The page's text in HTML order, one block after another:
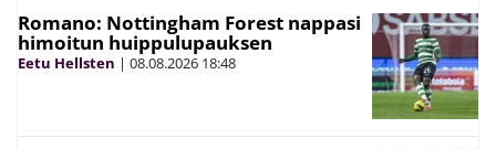
Romano: Nottingham Forest nappasi
himoitun huippulupauksen
Eetu Hellsten | 08.08.2026 18:48